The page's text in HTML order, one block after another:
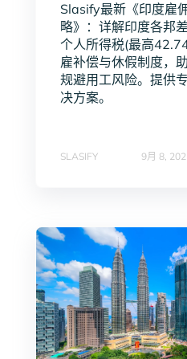
Slasify最新《印度雇
略》：详解印度各邦
个人所得税(最高
雇补偿与休假制度，
规避用工风险。提供
决方案。
SLASIFY 9月 8,